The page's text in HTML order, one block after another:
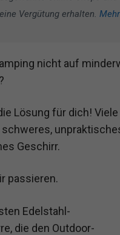
Vergütung erhalten. Mehr
nicht auf
Lösung für dich!
Geschirr.
passieren.
Edelstahl-
die den Outdoor-